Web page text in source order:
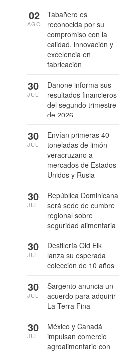
Tabañero es
reconocida por su
compromiso con la
calidad, innovación y
excelencia en
fabricación
02
AGO
Danone informa sus
resultados financieros
del segundo trimestre
de 2026
30
JUL
Envían primeras 40
toneladas de limón
veracruzano a
mercados de Estados
Unidos y Rusia
30
JUL
República Dominicana
será sede de cumbre
regional sobre
seguridad alimentaria
30
JUL
Destilería Old Elk
lanza su esperada
colección de 10 años
30
JUL
Sargento anuncia un
acuerdo para adquirir
La Terra Fina
30
JUL
México y Canadá
impulsan comercio
agroalimentario con
30
JUL